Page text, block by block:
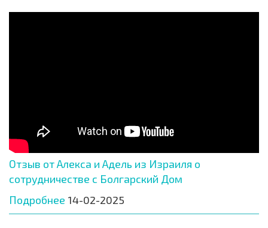
Отзыв от Алекса и Адель из Израиля о
сотрудничестве с Болгарский Дом
Подробнее 14-02-2025